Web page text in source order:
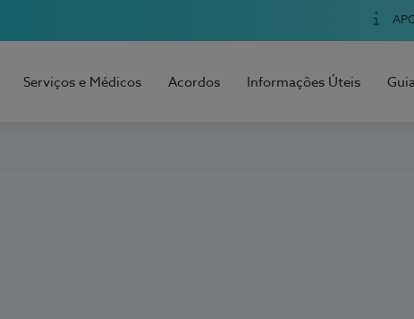
Serviços e Médicos Acordos Informações Úteis